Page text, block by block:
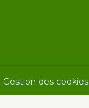
Gestion des cookies